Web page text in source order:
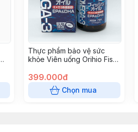
Thực phẩm bảo vệ sức
khỏe Viên uống Orihio Fish
399.000đ
Chọn mua